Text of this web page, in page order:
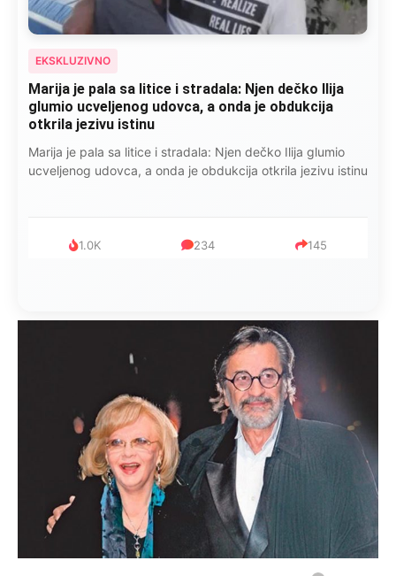
EKSKLUZIVNO
Marija je pala sa litice i stradala: Njen dečko Ilija
glumio ucveljenog udovca, a onda je obdukcija
otkrila jezivu istinu
Marija je pala sa litice i stradala: Njen dečko Ilija glumio
ucveljenog udovca, a onda je obdukcija otkrila jezivu istinu
1.0K 234 145